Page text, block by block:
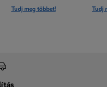
Tudj meg többet! Tudj